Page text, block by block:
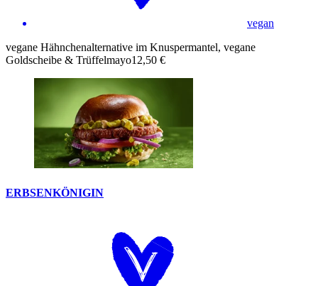
vegan
vegane Hähnchenalternative im Knuspermantel, vegane
Goldscheibe & Trüffelmayo12,50 €
ERBSENKÖNIGIN